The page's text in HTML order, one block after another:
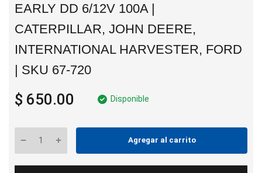
EARLY DD 6/12V 100A |
CATERPILLAR, JOHN DEERE,
INTERNATIONAL HARVESTER, FORD
| SKU 67-720
$ 650.00 Disponible
Agregar al carrito